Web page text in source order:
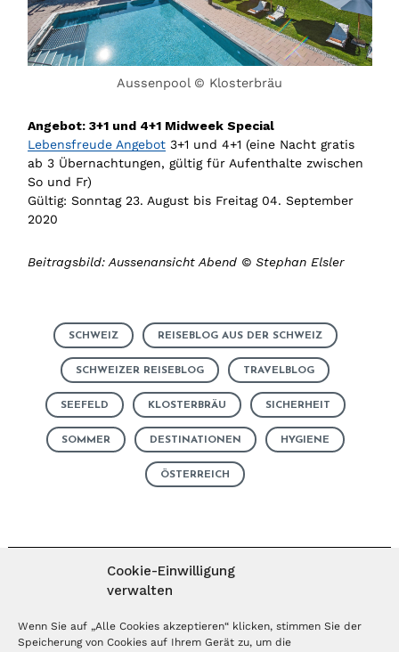
Cookie-Einwilligung
verwalten
Wenn Sie auf „Alle Cookies akzeptieren“ klicken, stimmen Sie der
Speicherung von Cookies auf Ihrem Gerät zu, um die
Aussenpool © Klosterbräu
Angebot: 3+1 und 4+1 Midweek Special
Lebensfreude Angebot3+1 und 4+1 (eine Nacht gratis
ab 3 Übernachtungen, gültig für Aufenthalte zwischen
So und Fr)
Gültig: Sonntag 23. August bis Freitag 04. September
2020
Beitragsbild: Aussenansicht Abend © Stephan Elsler
SCHWEIZ REISEBLOG AUS DER SCHWEIZ
SCHWEIZER REISEBLOG TRAVELBLOG
SEEFELD KLOSTERBRÄU SICHERHEIT
SOMMER DESTINATIONEN HYGIENE
ÖSTERREICH
MAGAZIN ABONNIEREN